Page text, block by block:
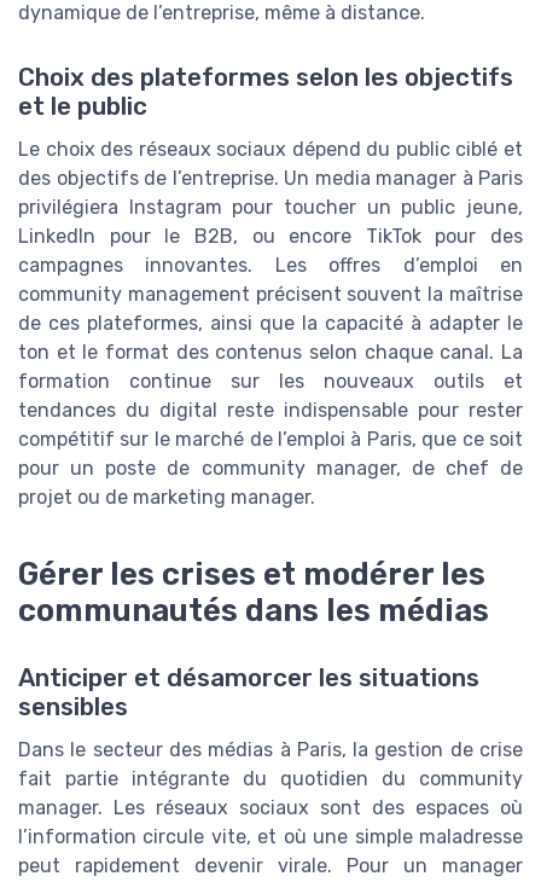
dynamique de l’entreprise, même à distance.
Choix des plateformes selon les objectifs
et le public
Le choix des réseaux sociaux dépend du public ciblé et
des objectifs de l’entreprise. Un media manager à Paris
privilégiera Instagram pour toucher un public jeune,
LinkedIn pour le B2B, ou encore TikTok pour des
campagnes innovantes. Les offres d’emploi en
community management précisent souvent la maîtrise
de ces plateformes, ainsi que la capacité à adapter le
ton et le format des contenus selon chaque canal. La
formation continue sur les nouveaux outils et
tendances du digital reste indispensable pour rester
compétitif sur le marché de l’emploi à Paris, que ce soit
pour un poste de community manager, de chef de
projet ou de marketing manager.
Gérer les crises et modérer les
communautés dans les médias
Anticiper et désamorcer les situations
sensibles
Dans le secteur des médias à Paris, la gestion de crise
fait partie intégrante du quotidien du community
manager. Les réseaux sociaux sont des espaces où
l’information circule vite, et où une simple maladresse
peut rapidement devenir virale. Pour un manager